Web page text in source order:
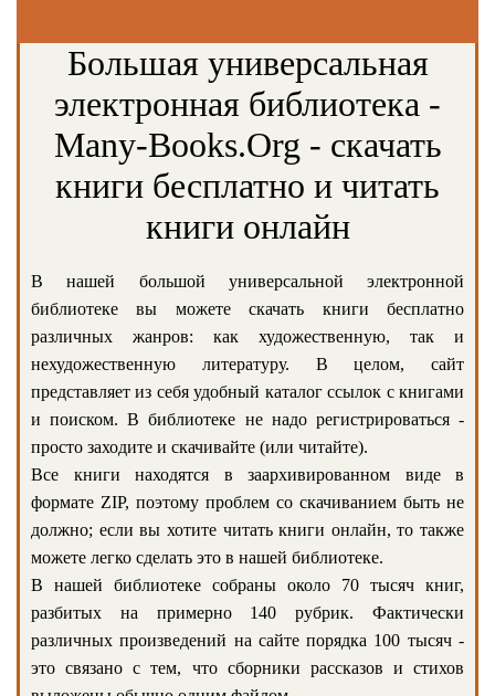
Большая универсальная
электронная библиотека -
Many-Books.Org - скачать
книги бесплатно и читать
книги онлайн
В нашей большой универсальной электронной
библиотеке вы можете скачать книги бесплатно
различных жанров: как художественную, так и
нехудожественную литературу. В целом, сайт
представляет из себя удобный каталог ссылок с книгами
и поиском. В библиотеке не надо регистрироваться -
просто заходите и скачивайте (или читайте).
Все книги находятся в заархивированном виде в
формате ZIP, поэтому проблем со скачиванием быть не
должно; если вы хотите читать книги онлайн, то также
можете легко сделать это в нашей библиотеке.
В нашей библиотеке собраны около 70 тысяч книг,
разбитых на примерно 140 рубрик. Фактически
различных произведений на сайте порядка 100 тысяч -
это связано с тем, что сборники рассказов и стихов